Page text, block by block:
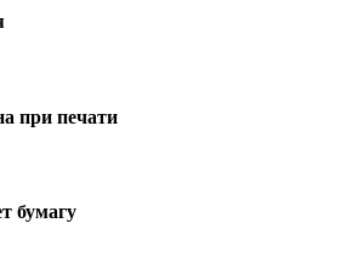
при печати
бумагу